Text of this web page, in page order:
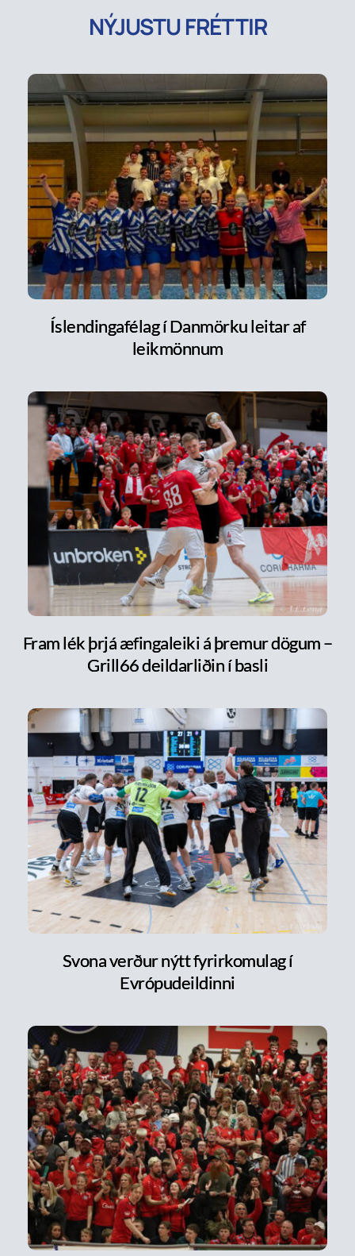
NÝJUSTU FRÉTTIR
Íslendingafélag í Danmörku leitar af
leikmönnum
Fram lék þrjá æfingaleiki á þremur dögum –
Grill66 deildarliðin í basli
Svona verður nýtt fyrirkomulag í
Evrópudeildinni